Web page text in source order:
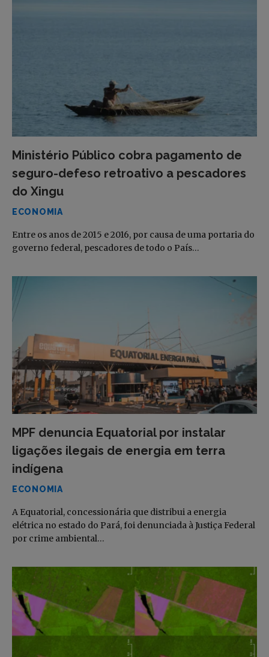
Ministério Público cobra pagamento de
seguro-defeso retroativo a pescadores
do Xingu
ECONOMIA
Entre os anos de 2015 e 2016, por causa de uma portaria do
governo federal, pescadores de todo o País…
MPF denuncia Equatorial por instalar
ligações ilegais de energia em terra
indígena
ECONOMIA
A Equatorial, concessionária que distribui a energia
elétrica no estado do Pará, foi denunciada à Justiça Federal
por crime ambiental…